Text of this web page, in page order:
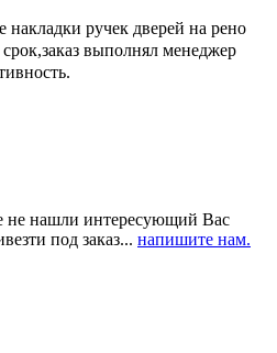
ручек дверей на рено
выполнял менеджер
не нашли интересующий Вас
под заказ... напишите нам.